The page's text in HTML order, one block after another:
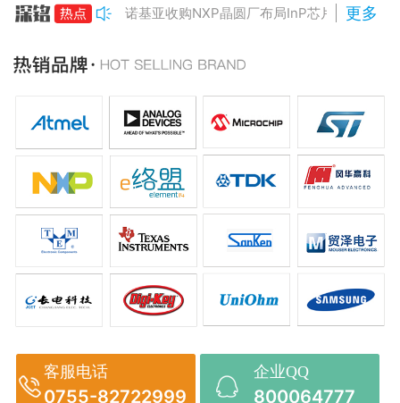
诺基亚收购NXP晶圆厂布局InP芯片
Anthropic组建AI芯片团队
AMD二季度营收增50%，数据中心业务将翻倍
更多
客服电话
0755-82722999
企业QQ
800064777